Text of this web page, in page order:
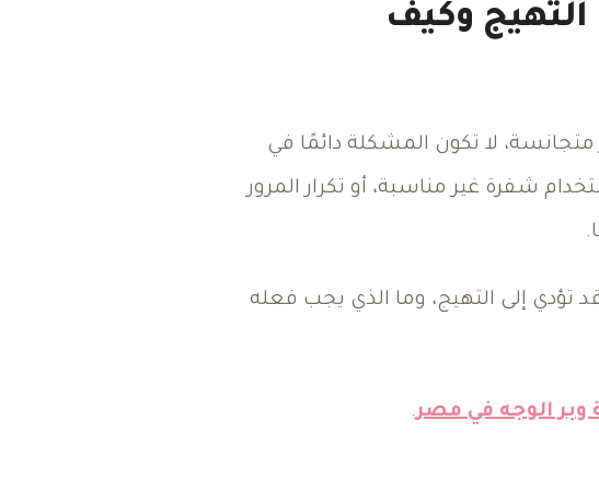
التهيج وكيف
متجانسة، لا تكون المشكلة دائمًا في
شفرة غير مناسبة، أو تكرار المرور
قد تؤدي إلى التهيج، وما الذي يجب فعله
وبر الوجه في مصر.